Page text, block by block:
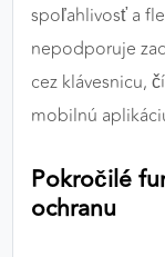
spoľahlivosť a
nepodporuje
cez klávesnicu,
mobilnú
Pokročilé
ochranu
správania
stránkami.
zobrazovať
našom